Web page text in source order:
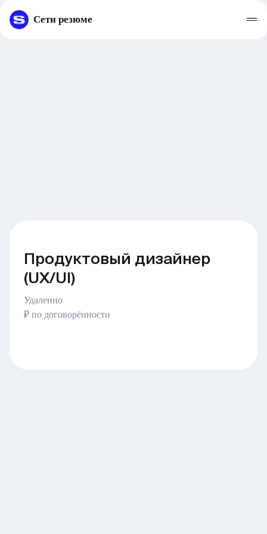
Сети резюме
Продуктовый дизайнер
(UX/UI)
Удаленно
₽ по договорённости